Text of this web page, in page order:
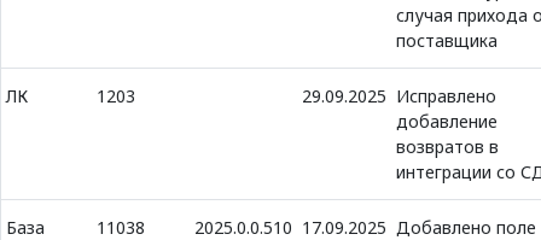
случая прихода
поставщика
ЛК 1203 29.09.2025 Исправлено
добавление
возвратов в
интеграции со
База 11038 2025.0.0.510 17.09.2025 Добавлено поле